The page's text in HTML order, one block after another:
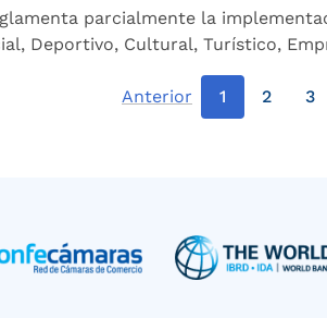
parcialmente la
Deportivo, Cultural, Turístico,
Anterior 1 2 3